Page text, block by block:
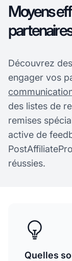
Moyens
Découvrez
engager vos
des listes de
remises
active de
réussies.
Quelles